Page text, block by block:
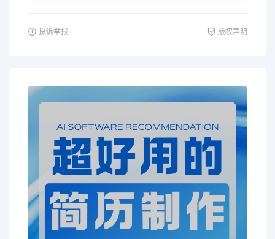
投诉举报 版权声明